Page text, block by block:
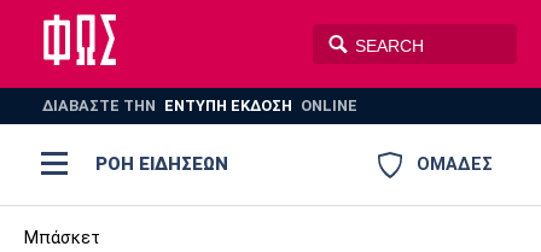
ΔΙΑΒΑΣΤΕ THN ΕΝΤΥΠΗ ΕΚΔΟΣΗ ONLINE
ΟΜΑΔΕΣ
ΡΟΗ ΕΙΔΗΣΕΩΝ
ΠΟΔΟΣΦΑΙΡΟ
Ποδόσφαιρο
Μπάσκετ